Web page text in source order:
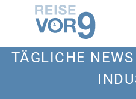
TÄGLICHE